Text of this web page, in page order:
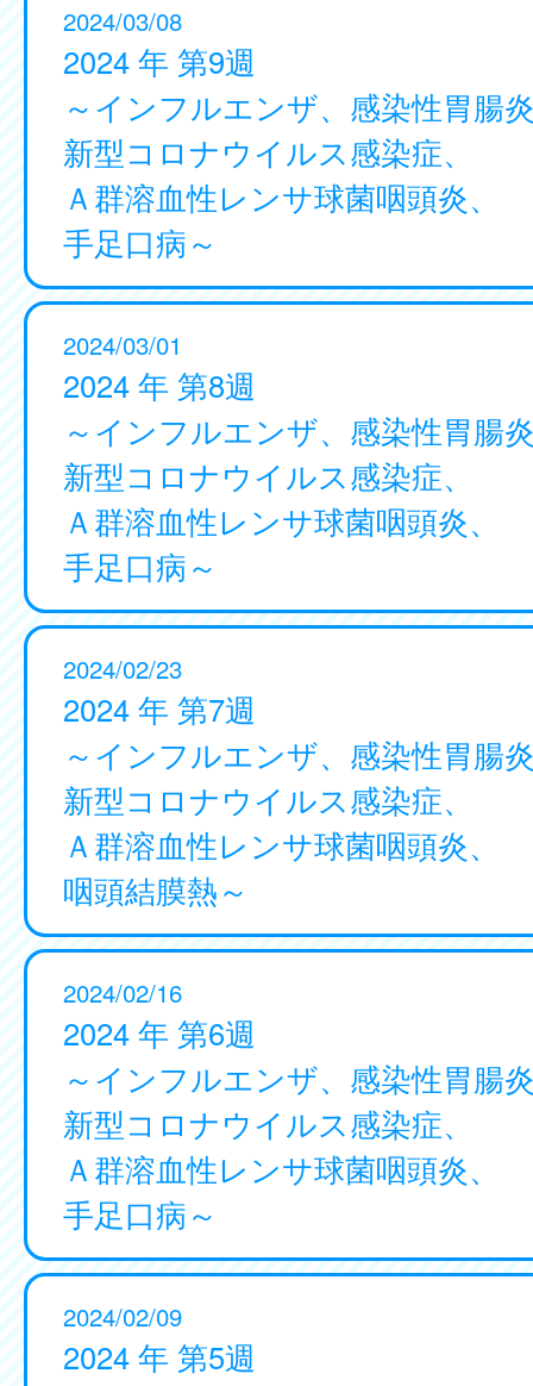
2024/03/08
2024 年 第9週
～インフルエンザ、感染性胃腸
新型コロナウイルス感染症、
Ａ群溶血性レンサ球菌咽頭炎、
手足口病～
2024/03/01
2024 年 第8週
～インフルエンザ、感染性胃腸
新型コロナウイルス感染症、
Ａ群溶血性レンサ球菌咽頭炎、
手足口病～
2024/02/23
2024 年 第7週
～インフルエンザ、感染性胃腸
新型コロナウイルス感染症、
Ａ群溶血性レンサ球菌咽頭炎、
咽頭結膜熱～
2024/02/16
2024 年 第6週
～インフルエンザ、感染性胃腸
新型コロナウイルス感染症、
Ａ群溶血性レンサ球菌咽頭炎、
手足口病～
2024/02/09
2024 年 第5週